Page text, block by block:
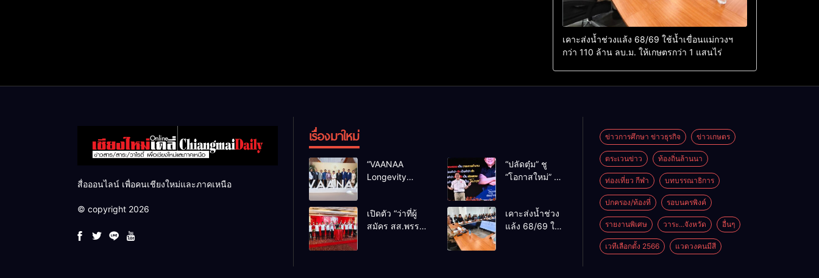
เคาะส่งน้ำช่วงแล้ง 68/69 ใช้น้ำเขื่อนแม่กวงฯ
กว่า 110 ล้าน ลบ.ม. ให้เกษตรกว่า 1 แสนไร่
สื่อออนไลน์ เพื่อคนเชียงใหม่และภาคเหนือ
© copyright 2026
เรื่องมาใหม่
“VAANAA
Longevity
เอนต์ใหญ่สุดใน
อาเซียน
“ปลัดตุ๋ม” ชู
“โอกาสใหม่” นำ
ไม่ใช่เล่น
การเมือง
เปิดตัว “ว่าที่ผู้
สมัคร สส.พรรค
เคาะส่งน้ำช่วง
แล้ง 68/69 ใช้
ข่าวการศึกษา ข่าวธุรกิจ ข่าวเกษตร
ตระเวนข่าว ท้องถิ่นล้านนา
ท่องเที่ยว กีฬา บทบรรณาธิการ
ปกครอง/ท้องที่ รอบนครพิงค์
รายงานพิเศษ วาระ...จังหวัด อื่นๆ
เวทีเลือกตั้ง 2566 แวดวงคนมีสี